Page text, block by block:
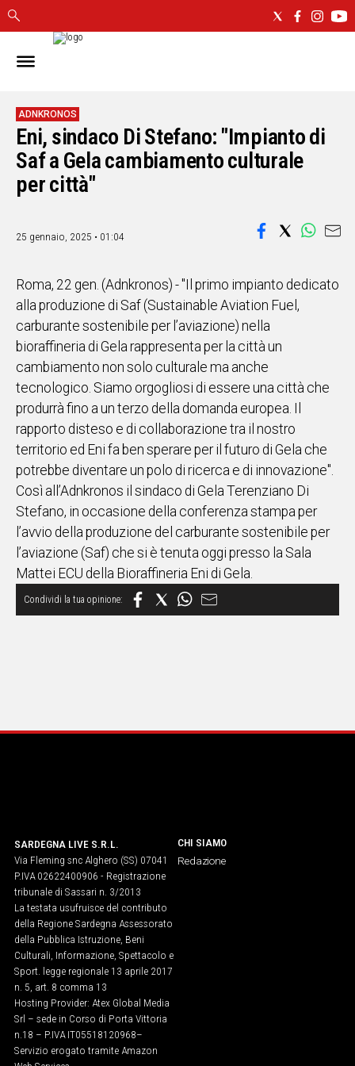
IN
CAGLIARI
SASSARI
NUORO
ORISTANO
SULCIS
OGLIASTRA
ALTRE
NOTIZIE
POLITICA
IN
ITALIA
NEL
MONDO
SPORT
EVENTI
STORIE
VIDEO
Vai
Social
ADNKRONOS
Eni, sindaco Di Stefano: "Impianto di
Saf a Gela cambiamento culturale
per città"
25 gennaio, 2025 • 01:04
Roma, 22 gen. (Adnkronos) - "Il primo impianto dedicato
alla produzione di Saf (Sustainable Aviation Fuel,
carburante sostenibile per l’aviazione) nella
bioraffineria di Gela rappresenta per la città un
cambiamento non solo culturale ma anche
tecnologico. Siamo orgogliosi di essere una città che
produrrà fino a un terzo della domanda europea. Il
rapporto disteso e di collaborazione tra il nostro
territorio ed Eni fa ben sperare per il futuro di Gela che
potrebbe diventare un polo di ricerca e di innovazione".
Così all’Adnkronos il sindaco di Gela Terenziano Di
Stefano, in occasione della conferenza stampa per
l’avvio della produzione del carburante sostenibile per
l’aviazione (Saf) che si è tenuta oggi presso la Sala
Mattei ECU della Bioraffineria Eni di Gela.
SARDEGNA LIVE S.R.L.
Via Fleming snc Alghero (SS) 07041
P.IVA 02622400906 - Registrazione
tribunale di Sassari n. 3/2013
La testata usufruisce del contributo
della Regione Sardegna Assessorato
della Pubblica Istruzione, Beni
Culturali, Informazione, Spettacolo e
Sport. legge regionale 13 aprile 2017
n. 5, art. 8 comma 13
Hosting Provider: Atex Global Media
Srl – sede in Corso di Porta Vittoria
n.18 – P.IVA IT05518120968​–
Servizio erogato tramite Amazon
CHI SIAMO
Redazione